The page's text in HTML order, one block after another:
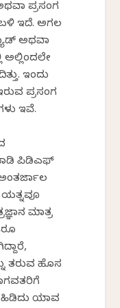
ಪ್ರಸಂಗ
ಇದೆ. ಅಗಲ
ಅಥವಾ
ಇಂದು
ಪ್ರಸಂಗ
ಇವೆ.
ಪಿಡಿಎಫ್
ಮಾತ್ರ
ತರುವ ಹೊಸ
ಹಿಡಿದು ಯಾವ